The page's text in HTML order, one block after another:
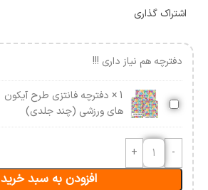
اشتراک گذاری
دفترچه هم نیاز داری !!!
دفترچه
فانتزی
طرح
آیکون
های
1
× دفترچه فانتزی طرح آیکون
های ورزشی (چند جلدی)
افزودن به سبد خرید